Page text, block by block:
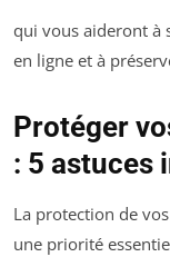
qui vous aideront à
en ligne et à
Protéger
: 5 astuces
La protection de vos
une priorité